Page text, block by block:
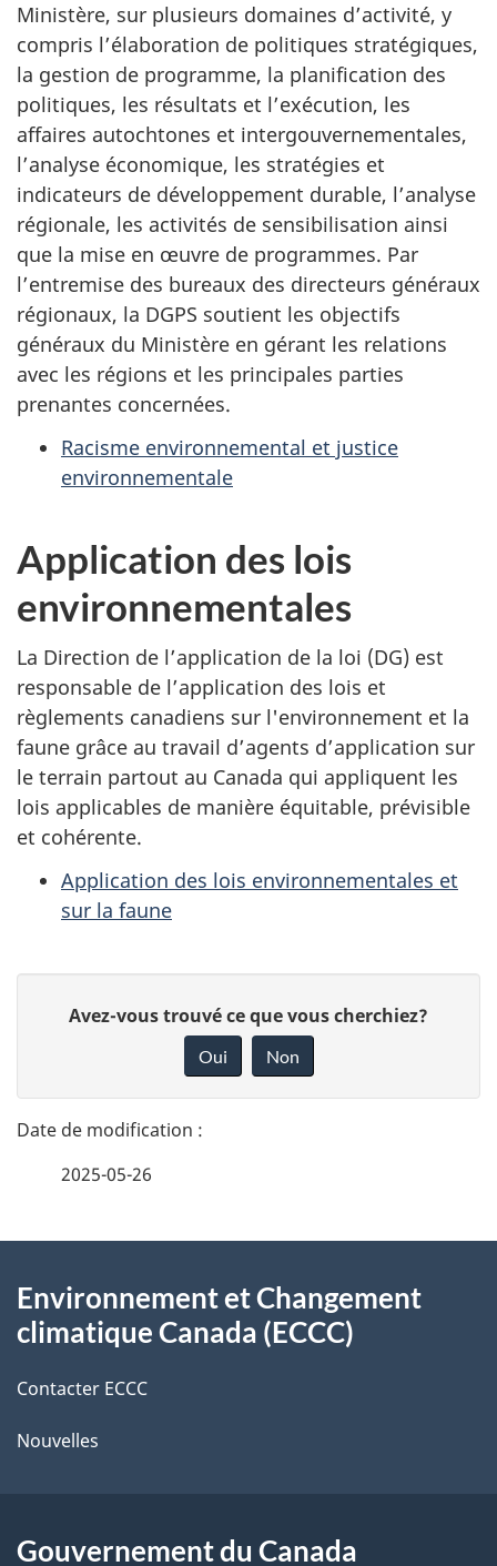
Ministère, sur plusieurs domaines d’activité, y
compris l’élaboration de politiques stratégiques,
la gestion de programme, la planification des
politiques, les résultats et l’exécution, les
affaires autochtones et intergouvernementales,
l’analyse économique, les stratégies et
indicateurs de développement durable, l’analyse
régionale, les activités de sensibilisation ainsi
que la mise en œuvre de programmes. Par
l’entremise des bureaux des directeurs généraux
régionaux, la DGPS soutient les objectifs
généraux du Ministère en gérant les relations
avec les régions et les principales parties
prenantes concernées.
Racisme environnemental et justice
environnementale
Application des lois
environnementales
La Direction de l’application de la loi (DG) est
responsable de l’application des lois et
règlements canadiens sur l'environnement et la
faune grâce au travail d’agents d’application sur
le terrain partout au Canada qui appliquent les
lois applicables de manière équitable, prévisible
et cohérente.
Application des lois environnementales et
sur la faune
t
a
l
s
d
e
l
n
o
t
r
r
t
Avez-vous trouvé ce que vous cherchiez?
Oui Non
2025-05-26
propos
ce
site
Environnement et Changement
climatique Canada (ECCC)
Contacter ECCC
Nouvelles
Gouvernement du Canada